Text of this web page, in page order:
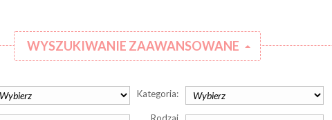
WYSZUKIWANIE ZAAWANSOWANE
Kategoria: